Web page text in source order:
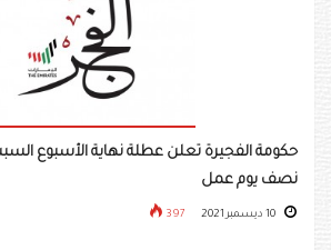
حكومة الفجيرة تعلن عطلة نهاية الأسبوع
نصف يوم عمل
397